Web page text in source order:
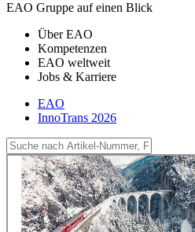
EAO Gruppe auf einen Blick
Über EAO
Kompetenzen
EAO weltweit
Jobs & Karriere
EAO
InnoTrans 2026